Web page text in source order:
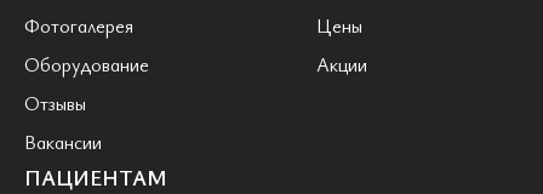
Фотогалерея
Оборудование
Отзывы
Вакансии
Цены
Акции
ПАЦИЕНТАМ